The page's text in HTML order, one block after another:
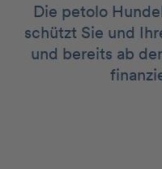
Die petolo
schützt Sie und
und bereits ab